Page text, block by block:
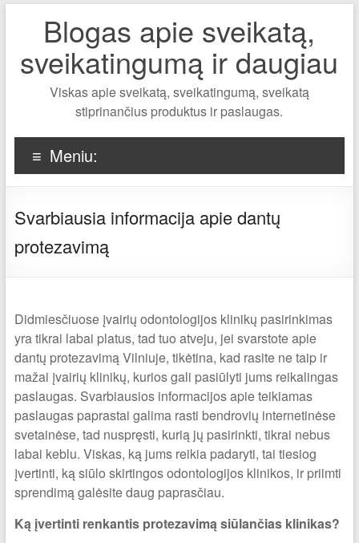
Blogas apie sveikatą,
sveikatingumą ir daugiau
Viskas apie sveikatą, sveikatingumą, sveikatą
stiprinančius produktus ir paslaugas.
Meniu:
Svarbiausia informacija apie dantų
protezavimą
Didmiesčiuose įvairių odontologijos klinikų pasirinkimas
yra tikrai labai platus, tad tuo atveju, jei svarstote apie
dantų protezavimą Vilniuje, tikėtina, kad rasite ne taip ir
mažai įvairių klinikų, kurios gali pasiūlyti jums reikalingas
paslaugas. Svarbiausios informacijos apie teikiamas
paslaugas paprastai galima rasti bendrovių internetinėse
svetainėse, tad nuspręsti, kurią jų pasirinkti, tikrai nebus
labai keblu. Viskas, ką jums reikia padaryti, tai tiesiog
įvertinti, ką siūlo skirtingos odontologijos klinikos, ir priimti
sprendimą galėsite daug paprasčiau.
Ką įvertinti renkantis protezavimą siūlančias klinikas?